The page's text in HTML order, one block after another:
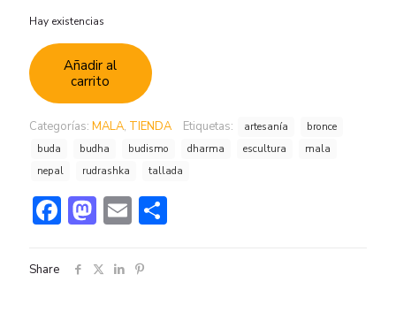
Hay existencias
Añadir al
carrito
Categorías: MALA, TIENDA Etiquetas: artesanía
bronce
buda
budha budismo dharma escultura
mala
nepal
rudrashka tallada
Facebook
Mastodon
Email
Share